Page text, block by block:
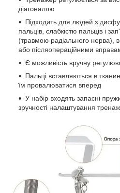
діагоналлю
Підходить для людей з
пальців, слабкістю пальців і
(травмою радіального нерва),
або післяопераційними
Є можливість вручну
Пальці вставляються в
їм провалюватися вперед
У набір входять запасні
зручності налаштування